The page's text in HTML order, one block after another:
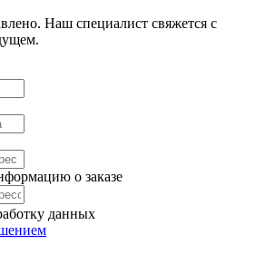
Наш специалист свяжется с
о заказе
данных